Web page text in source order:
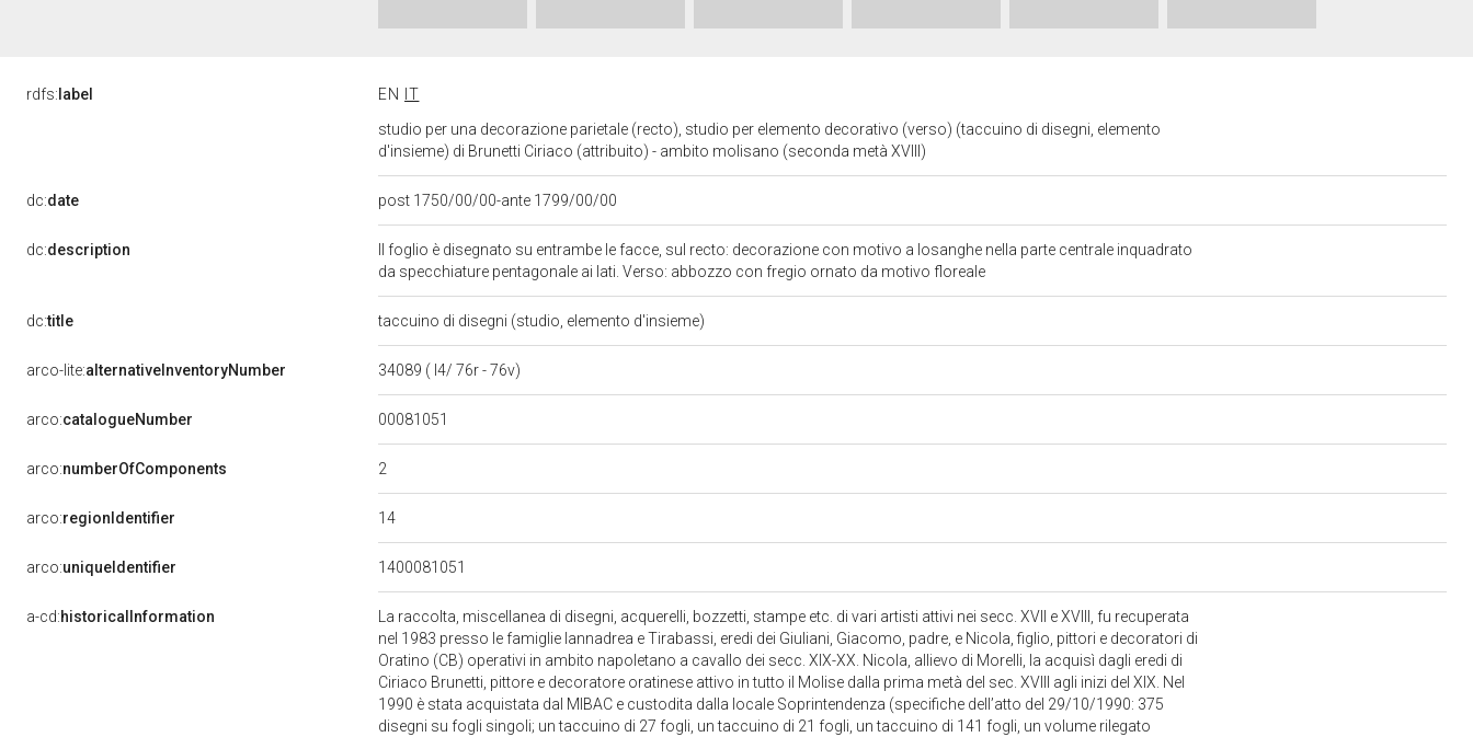
rdfs: label EN
IT
studio per una decorazione parietale (recto), studio per elemento decorativo (verso) (taccuino di disegni, elemento
d'insieme) di Brunetti Ciriaco (attribuito) - ambito molisano (seconda metà XVIII)
dc:date post 1750/00/00-ante 1799/00/00
dc:description
Il foglio è disegnato su entrambe le facce, sul recto: decorazione con motivo a losanghe nella parte centrale inquadrato
da specchiature pentagonale ai lati. Verso: abbozzo con fregio ornato da motivo floreale
dc:title taccuino di disegni (studio, elemento d'insieme)
arco-lite:alternativeInventoryNumber 34089 ( I4/ 76r - 76v)
arco:catalogueNumber 00081051
arco:numberOfComponents 2
arco:regionIdentifier 14
arco:uniqueIdentifier 1400081051
a-cd:historicalInformation
La raccolta, miscellanea di disegni, acquerelli, bozzetti, stampe etc. di vari artisti attivi nei secc. XVII e XVIII, fu recuperata
nel 1983 presso le famiglie Iannadrea e Tirabassi, eredi dei Giuliani, Giacomo, padre, e Nicola, figlio, pittori e decoratori di
Oratino (CB) operativi in ambito napoletano a cavallo dei secc. XIX-XX. Nicola, allievo di Morelli, la acquisì dagli eredi di
Ciriaco Brunetti, pittore e decoratore oratinese attivo in tutto il Molise dalla prima metà del sec. XVIII agli inizi del XIX. Nel
1990 è stata acquistata dal MIBAC e custodita dalla locale Soprintendenza (specifiche dell’atto del 29/10/1990: 375
disegni su fogli singoli; un taccuino di 27 fogli, un taccuino di 21 fogli, un taccuino di 141 fogli, un volume rilegato